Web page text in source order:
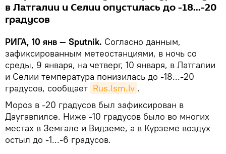
в Латгалии и Селии опустилась до -18...-20
градусов
РИГА, 10 янв — Sputnik. Согласно данным,
зафиксированным метеостанциями, в ночь со
среды, 9 января, на четверг, 10 января, в Латгалии
и Селии температура понизилась до -18...-20
градусов, сообщает Rus.lsm.lv .
Мороз в -20 градусов был зафиксирован в
Даугавпилсе. Ниже -10 градусов было во многих
местах в Земгале и Видземе, а в Курземе воздух
остыл до -1...-6 градусов.